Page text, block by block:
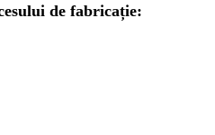
de fabricație: